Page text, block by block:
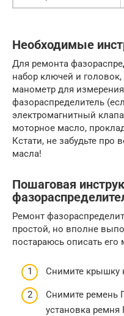
Необходимые
Для ремонта
набор ключей и головок,
манометр для
фазораспределитель
электромагнитный
моторное масло,
Кстати, не забудьте про
масла!
Пошаговая
Ремонт
простой, но вполне
постараюсь описать
Снимите крышку
Снимите ремень
установка